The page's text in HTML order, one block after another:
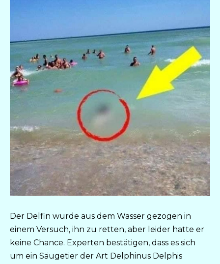
Der Delfin wurde aus dem Wasser gezogen in
einem Versuch, ihn zu retten, aber leider hatte er
keine Chance. Experten bestätigen, dass es sich
um ein Säugetier der Art Delphinus Delphis